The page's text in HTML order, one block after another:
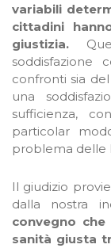
variabili
cittadini
giustizia.
soddisfazione
confronti sia
una
sufficienza,
particolar
problema delle
Il giudizio
dalla nostra
convegno
sanità giusta